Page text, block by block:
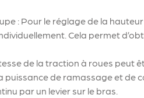
: Pour le réglage de la
Cela permet
de la traction à roues peut
puissance de ramassage et de
par un levier sur le bras.